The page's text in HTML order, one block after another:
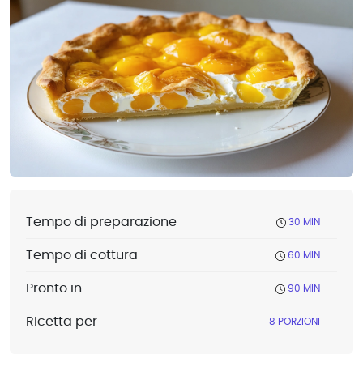
Tempo di preparazione 30 MIN
Tempo di cottura 60 MIN
Pronto in 90 MIN
Ricetta per 8 PORZIONI